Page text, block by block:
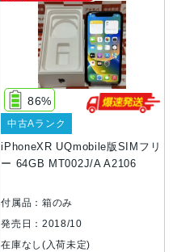
iPhoneXR UQmobile版SIMフリ
ー 64GB MT002J/A A2106
86%
中古Aランク
付属品：箱のみ
発売日：2018/10
在庫なし(入荷未定)